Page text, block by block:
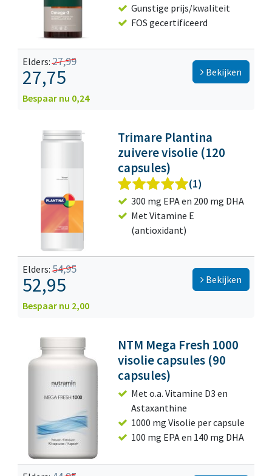
Gunstige prijs/kwaliteit
FOS gecertificeerd
Elders:27,99
27,75
Bespaar nu 0,24
Bekijken
Trimare Plantina
zuivere visolie (120
capsules)
(1)
300 mg EPA en 200 mg DHA
Met Vitamine E
(antioxidant)
Elders:54,95
52,95
Bespaar nu 2,00
Bekijken
NTM Mega Fresh 1000
visolie capsules (90
capsules)
Met o.a. Vitamine D3 en
Astaxanthine
1000 mg Visolie per capsule
100 mg EPA en 140 mg DHA